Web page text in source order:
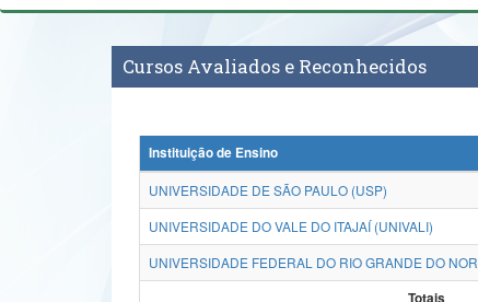
Secretaria de Governo Gabinete de Segurança
Cursos Avaliados e Reconhecidos
Instituição de Ensino
UNIVERSIDADE DE SÃO PAULO (USP)
UNIVERSIDADE DO VALE DO ITAJAÍ (UNIVALI)
UNIVERSIDADE FEDERAL DO RIO GRANDE DO
Totais